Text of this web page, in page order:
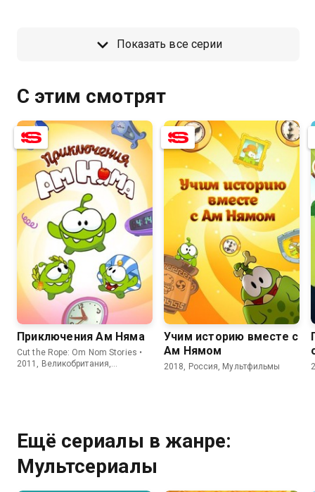
Показать все серии
С этим смотрят
8.3 6.0
Приключения Ам Няма
Cut the Rope: Om Nom Stories •
2011, Великобритания,
8.4
Учим историю вместе с
Ам Нямом
2018, Россия, Мультфильмы
Ещё сериалы в жанре:
Мультсериалы